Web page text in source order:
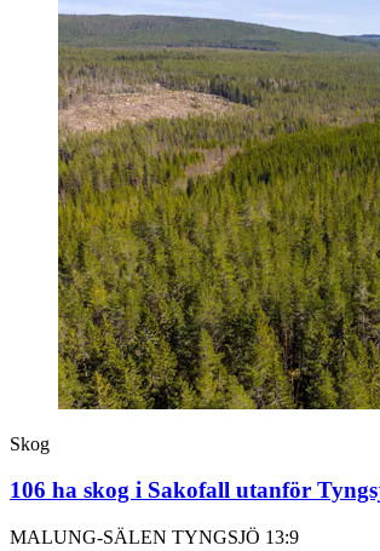
Skog
106 ha skog i Sakofall utanför
MALUNG-SÄLEN TYNGSJÖ 13:9